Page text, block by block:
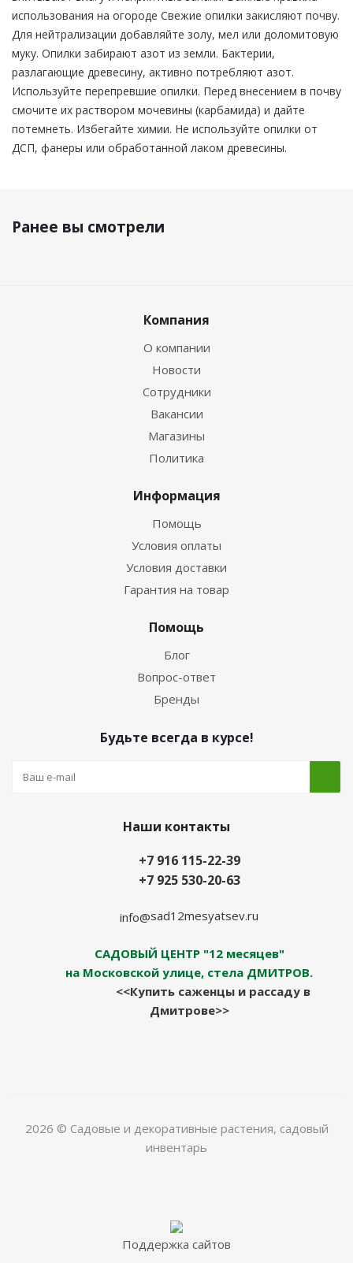
использования на огороде Свежие опилки закисляют почву.
Для нейтрализации добавляйте золу, мел или доломитовую
муку. Опилки забирают азот из земли. Бактерии,
разлагающие древесину, активно потребляют азот.
Используйте перепревшие опилки. Перед внесением в почву
смочите их раствором мочевины (карбамида) и дайте
потемнеть. Избегайте химии. Не используйте опилки от
ДСП, фанеры или обработанной лаком древесины.
Ранее вы смотрели
Компания
О компании
Новости
Сотрудники
Вакансии
Магазины
Политика
Информация
Помощь
Условия оплаты
Условия доставки
Гарантия на товар
Помощь
Блог
Вопрос-ответ
Бренды
Будьте всегда в курсе!
Наши контакты
+7 916 115-22-39
+7 925 530-20-63
info@sad12mesyatsev.ru
САДОВЫЙ ЦЕНТР "12 месяцев"
на Московской улице, стела ДМИТРОВ.
<<Купить саженцы и рассаду в
Дмитрове>>
2026 © Садовые и декоративные растения, садовый
инвентарь
Поддержка сайтов